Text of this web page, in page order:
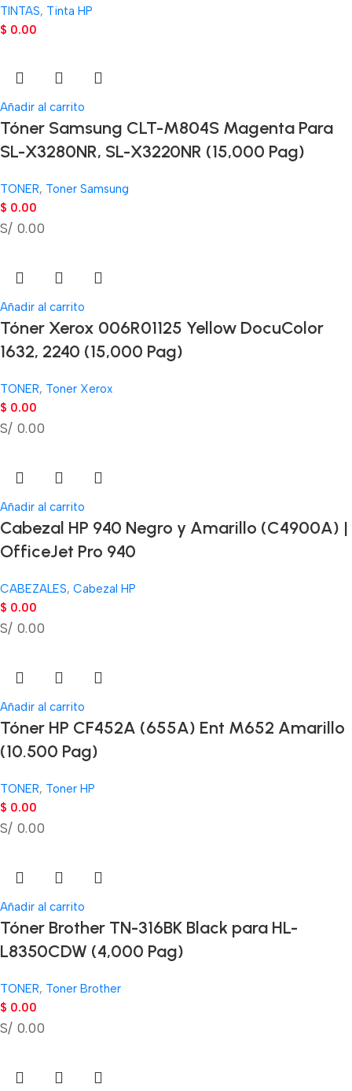
TINTAS, Tinta HP
$ 0.00
Añadir al carrito
Tóner Samsung CLT-M804S Magenta Para
SL-X3280NR, SL-X3220NR (15,000 Pag)
TONER, Toner Samsung
$ 0.00
S/ 0.00
Añadir al carrito
Tóner Xerox 006R01125 Yellow DocuColor
1632, 2240 (15,000 Pag)
TONER, Toner Xerox
$ 0.00
S/ 0.00
Añadir al carrito
Cabezal HP 940 Negro y Amarillo (C4900A) |
OfficeJet Pro 940
CABEZALES, Cabezal HP
$ 0.00
S/ 0.00
Añadir al carrito
Tóner HP CF452A (655A) Ent M652 Amarillo
(10.500 Pag)
TONER, Toner HP
$ 0.00
S/ 0.00
Añadir al carrito
Tóner Brother TN-316BK Black para HL-
L8350CDW (4,000 Pag)
TONER, Toner Brother
$ 0.00
S/ 0.00